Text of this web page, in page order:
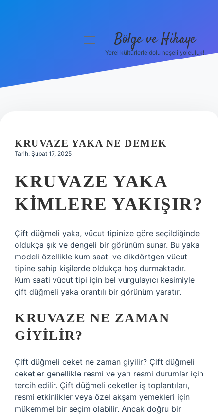
Hakkımızda
menüyü
Bölge ve Hikaye
Yerel kültürlerle dolu neşeli yolculuk!
KRUVAZE YAKA NE DEMEK
Tarih: Şubat 17, 2025
KRUVAZE YAKA
KIMLERE YAKIŞIR?
Çift düğmeli yaka, vücut tipinize göre seçildiğinde
oldukça şık ve dengeli bir görünüm sunar. Bu yaka
modeli özellikle kum saati ve dikdörtgen vücut
tipine sahip kişilerde oldukça hoş durmaktadır.
Kum saati vücut tipi için bel vurgulayıcı kesimiyle
çift düğmeli yaka orantılı bir görünüm yaratır.
KRUVAZE NE ZAMAN
GIYILIR?
Çift düğmeli ceket ne zaman giyilir? Çift düğmeli
ceketler genellikle resmi ve yarı resmi durumlar için
tercih edilir. Çift düğmeli ceketler iş toplantıları,
resmi etkinlikler veya özel akşam yemekleri için
mükemmel bir seçim olabilir. Ancak doğru bir